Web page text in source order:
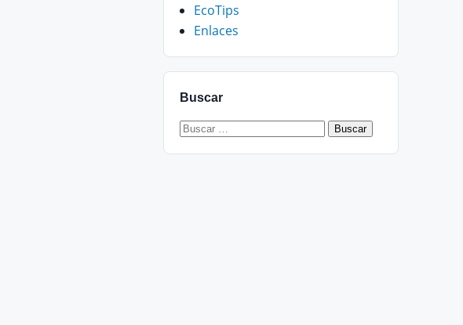
EcoTips
Enlaces
Buscar
Buscar: